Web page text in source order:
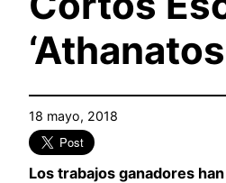
18 mayo, 2018
Los trabajos ganadores